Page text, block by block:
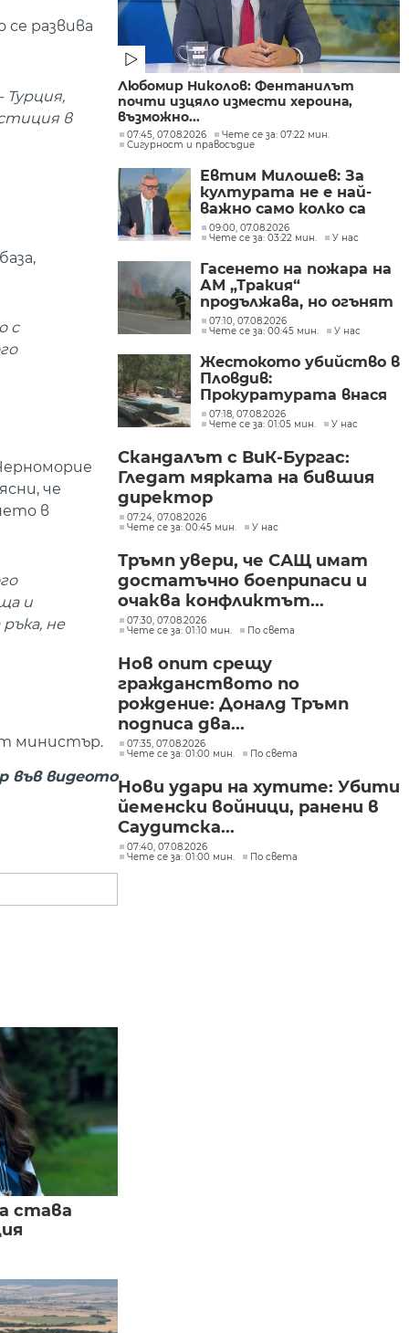
развива
в
с
че
в
и
не
министър.
във видеото
става
Любомир Николов: Фентанилът
почти изцяло измести хероина,
възможно...
07:45, 07.08.2026
Чете се за: 07:22 мин.
Сигурност и правосъдие
Евтим Милошев: За
културата не е най-
важно само колко са
парите, а да се
изплащат навреме
09:00, 07.08.2026
Чете се за: 03:22 мин.
У нас
Гасенето на пожара на
АМ „Тракия“
продължава, но огънят
е локализиран
07:10, 07.08.2026
Чете се за: 00:45 мин.
У нас
Жестокото убийство в
Пловдив:
Прокуратурата внася
искане „задържане под
стража“
07:18, 07.08.2026
Чете се за: 01:05 мин.
У нас
Скандалът с ВиК-Бургас:
Гледат мярката на бившия
директор
07:24, 07.08.2026
Чете се за: 00:45 мин.
У нас
Тръмп увери, че САЩ имат
достатъчно боеприпаси и
очаква конфликтът...
07:30, 07.08.2026
Чете се за: 01:10 мин.
По света
Нов опит срещу
гражданството по
рождение: Доналд Тръмп
подписа два...
07:35, 07.08.2026
Чете се за: 01:00 мин.
По света
Нови удари на хутите: Убити
йеменски войници, ранени в
Саудитска...
07:40, 07.08.2026
Чете се за: 01:00 мин.
По света